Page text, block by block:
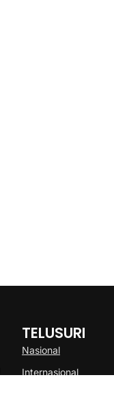
TELUSURI
Nasional
Internasional